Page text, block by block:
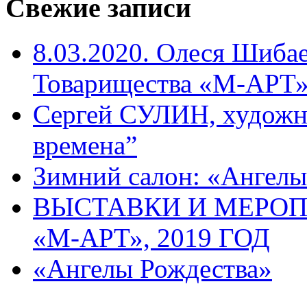
Свежие записи
8.03.2020. Олеся
Товарищества «М-
Сергей СУЛИН,
времена”
Зимний салон:
ВЫСТАВКИ И
«М-АРТ», 2019 ГОД
«Ангелы Рождества»